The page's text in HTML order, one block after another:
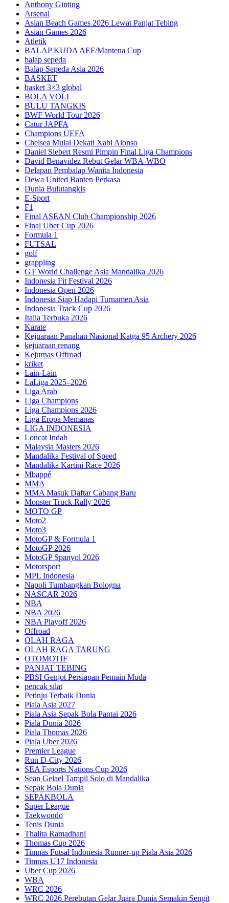
Anthony Ginting
Arsenal
Asian Beach Games 2026 Lewat Panjat Tebing
Asian Games 2026
Atletik
BALAP KUDA AEF/Mantena Cup
balap sepeda
Balap Sepeda Asia 2026
BASKET
basket 3×3 global
BOLA VOLI
BULU TANGKIS
BWF World Tour 2026
Catur JAPFA
Champions UEFA
Chelsea Mulai Dekati Xabi Alonso
Daniel Siebert Resmi Pimpin Final Liga Champions
David Benavidez Rebut Gelar WBA-WBO
Delapan Pembalap Wanita Indonesia
Dewa United Banten Perkasa
Dunia Bulutangkis
E-Sport
F1
Final ASEAN Club Championship 2026
Final Uber Cup 2026
Formula 1
FUTSAL
golf
grappling
GT World Challenge Asia Mandalika 2026
Indonesia Fit Festival 2026
Indonesia Open 2026
Indonesia Siap Hadapi Turnamen Asia
Indonesia Track Cup 2026
Italia Terbuka 2026
Karate
Kejuaraan Panahan Nasional Katga 95 Archery 2026
kejuaraan renang
Kejurnas Offroad
kriket
Lain-Lain
LaLiga 2025–2026
Liga Arab
Liga Champions
Liga Champions 2026
Liga Eropa Memanas
LIGA INDONESIA
Loncat Indah
Malaysia Masters 2026
Mandalika Festival of Speed
Mandalika Kartini Race 2026
Mbappé
MMA
MMA Masuk Daftar Cabang Baru
Monster Truck Rally 2026
MOTO GP
Moto2
Moto3
MotoGP & Formula 1
MotoGP 2026
MotoGP Spanyol 2026
Motorsport
MPL Indonesia
Napoli Tumbangkan Bologna
NASCAR 2026
NBA
NBA 2026
NBA Playoff 2026
Offroad
OLAH RAGA
OLAH RAGA TARUNG
OTOMOTIF
PANJAT TEBING
PBSI Genjot Persiapan Pemain Muda
pencak silat
Petinju Terbaik Dunia
Piala Asia 2027
Piala Asia Sepak Bola Pantai 2026
Piala Dunia 2026
Piala Thomas 2026
Piala Uber 2026
Premier League
Run D-City 2026
SEA Esports Nations Cup 2026
Sean Gelael Tampil Solo di Mandalika
Sepak Bola Dunia
SEPAKBOLA
Super League
Taekwondo
Tenis Dunia
Thalita Ramadhani
Thomas Cup 2026
Timnas Futsal Indonesia Runner-up Piala Asia 2026
Timnas U17 Indonesia
Uber Cup 2026
WBA
WRC 2026
WRC 2026 Perebutan Gelar Juara Dunia Semakin Sengit